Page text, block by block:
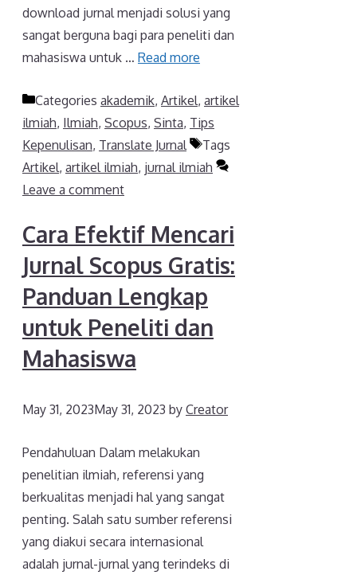
download jurnal menjadi solusi yang
sangat berguna bagi para peneliti dan
mahasiswa untuk … Read more
Categories akademik, Artikel, artikel
ilmiah, Ilmiah, Scopus, Sinta, Tips
Kepenulisan, Translate Jurnal
Tags
Artikel, artikel ilmiah, jurnal ilmiah
Leave a comment
Cara Efektif Mencari
Jurnal Scopus Gratis:
Panduan Lengkap
untuk Peneliti dan
Mahasiswa
May 31, 2023May 31, 2023 by Creator
Pendahuluan Dalam melakukan
penelitian ilmiah, referensi yang
berkualitas menjadi hal yang sangat
penting. Salah satu sumber referensi
yang diakui secara internasional
adalah jurnal-jurnal yang terindeks di